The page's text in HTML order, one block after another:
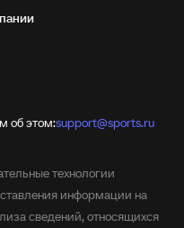
об этом:support@sports.ru
технологии
информации на
сведений, относящихся